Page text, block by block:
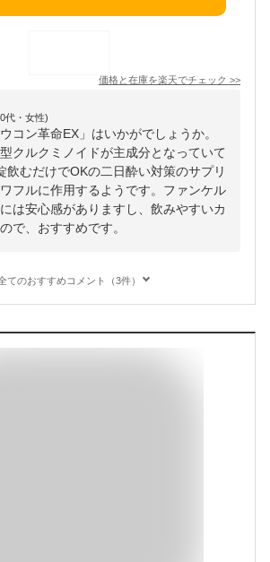
価格と在庫を楽天でチェック >>
代・女性)
コン革命EX」はいかがでしょうか。
クルクミノイドが主成分となっていて
飲むだけでOKの二日酔い対策のサプリ
フルに作用するようです。ファンケル
は安心感がありますし、飲みやすいカ
で、おすすめです。
てのおすすめコメント（3件）